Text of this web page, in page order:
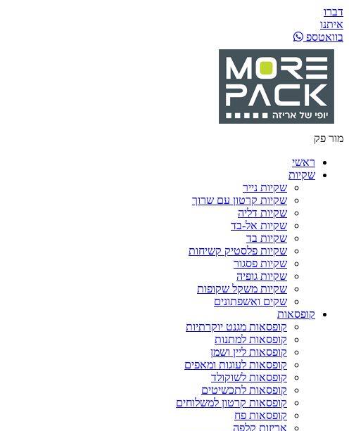
דברו
איתנו
בוואטספ
מור פק
ראשי
שקיות
שקיות נייר
שקיות קרטון עם שרוך
שקיות דליה
שקיות אל-בד
שקיות בד
שקיות פלסטיק קשיחות
שקיות פסגור
שקיות גופיה
שקיות משקל שקופות
שקים ואשפתונים
קופסאות
קופסאות מגנט יוקרתיות
קופסאות למתנות
קופסאות ליין ושמן
קופסאות לעוגות ומאפים
קופסאות לשוקולד
קופסאות לתכשיטים
קופסאות קרטון למשלוחים
קופסאות פח
אריזות קלפה